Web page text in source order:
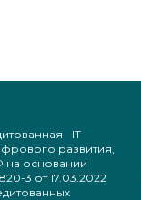
IT
развития,
на основании
3 от 17.03.2022